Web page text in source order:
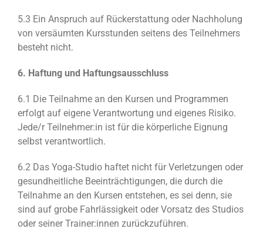
5.3 Ein Anspruch auf Rückerstattung oder Nachholung
von versäumten Kursstunden seitens des Teilnehmers
besteht nicht.
6. Haftung und Haftungsausschluss
6.1 Die Teilnahme an den Kursen und Programmen
erfolgt auf eigene Verantwortung und eigenes Risiko.
Jede/r Teilnehmer:in ist für die körperliche Eignung
selbst verantwortlich.
6.2 Das Yoga-Studio haftet nicht für Verletzungen oder
gesundheitliche Beeinträchtigungen, die durch die
Teilnahme an den Kursen entstehen, es sei denn, sie
sind auf grobe Fahrlässigkeit oder Vorsatz des Studios
oder seiner Trainer:innen zurückzuführen.